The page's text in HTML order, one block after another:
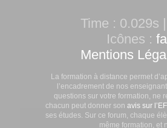
Time : 0.029s
Icônes :
Mentions
La formation à distance permet
l’encadrement de nos
questions sur votre formation, ne
chacun peut donner son avis sur
ses études. Sur ce forum, chaque
même formation, et